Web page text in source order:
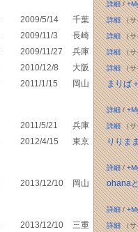
詳細/
2009/5/14 千葉 詳細（サ
2009/11/3 長崎 詳細（サ
2009/11/27 兵庫 詳細（サ
2010/12/8 大阪 詳細（サ
2011/1/15 岡山 まりば
詳細/
2011/5/21 兵庫 詳細（サ
2012/4/15 東京 りりま
詳細/
2013/12/10 岡山 ohana
詳細/
2013/12/10 三重 詳細（サ